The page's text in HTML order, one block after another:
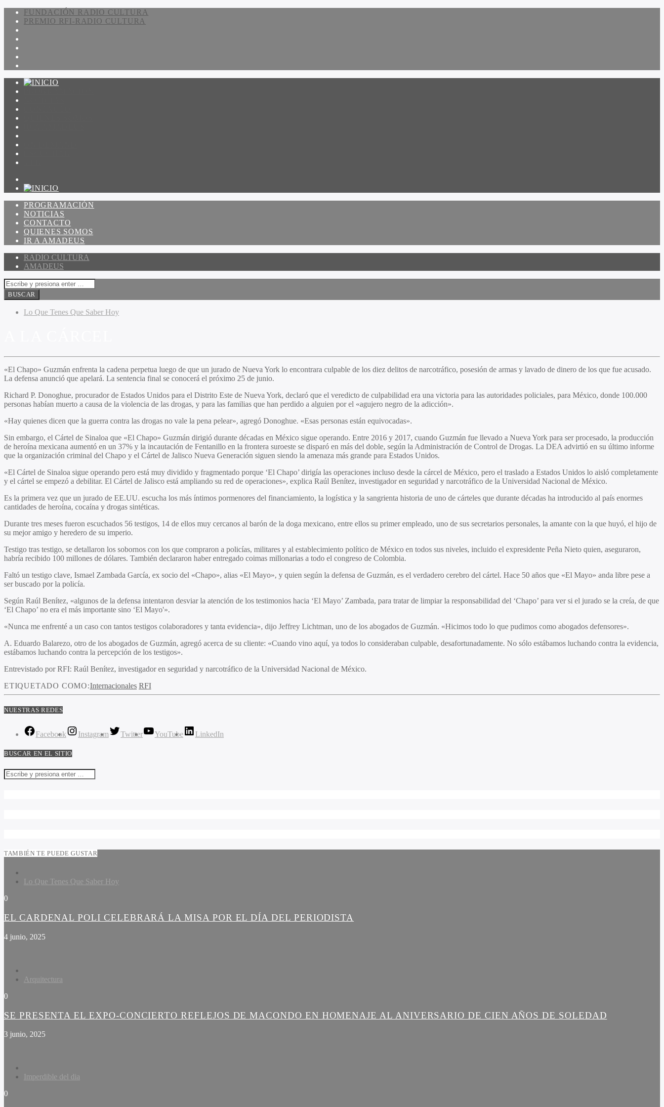
FUNDACIÓN RADIO CULTURA
PREMIO RFI-RADIO CULTURA
PROGRAMACIÓN
NOTICIAS
CONTACTO
QUIENES SOMOS
IR A AMADEUS
RADIO CULTURA
AMADEUS
Lo Que Tenes Que Saber Hoy
«El Chapo» Guzmán enfrenta la cadena perpetua luego de que un jurado de Nueva York lo encontrara culpable de los diez delitos de narcotráfico, posesión de armas y lavado de dinero de los que fue acusado.
La defensa anunció que apelará. La sentencia final se conocerá el próximo 25 de junio.
Richard P. Donoghue, procurador de Estados Unidos para el Distrito Este de Nueva York, declaró que el veredicto de culpabilidad era una victoria para las autoridades policiales, para México, donde 100.000
personas habían muerto a causa de la violencia de las drogas, y para las familias que han perdido a alguien por el «agujero negro de la adicción».
«Hay quienes dicen que la guerra contra las drogas no vale la pena pelear», agregó Donoghue. «Esas personas están equivocadas».
Sin embargo, el Cártel de Sinaloa que «El Chapo» Guzmán dirigió durante décadas en México sigue operando. Entre 2016 y 2017, cuando Guzmán fue llevado a Nueva York para ser procesado, la producción
de heroína mexicana aumentó en un 37% y la incautación de Fentanillo en la frontera suroeste se disparó en más del doble, según la Administración de Control de Drogas. La DEA advirtió en su último informe
que la organización criminal del Chapo y el Cártel de Jalisco Nueva Generación siguen siendo la amenaza más grande para Estados Unidos.
«El Cártel de Sinaloa sigue operando pero está muy dividido y fragmentado porque ‘El Chapo’ dirigía las operaciones incluso desde la cárcel de México, pero el traslado a Estados Unidos lo aisló completamente
y el cártel se empezó a debilitar. El Cártel de Jalisco está ampliando su red de operaciones», explica Raúl Benítez, investigador en seguridad y narcotráfico de la Universidad Nacional de México.
Es la primera vez que un jurado de EE.UU. escucha los más íntimos pormenores del financiamiento, la logística y la sangrienta historia de uno de cárteles que durante décadas ha introducido al país enormes
cantidades de heroína, cocaína y drogas sintéticas.
Durante tres meses fueron escuchados 56 testigos, 14 de ellos muy cercanos al barón de la doga mexicano, entre ellos su primer empleado, uno de sus secretarios personales, la amante con la que huyó, el hijo de
su mejor amigo y heredero de su imperio.
Testigo tras testigo, se detallaron los sobornos con los que compraron a policías, militares y al establecimiento político de México en todos sus niveles, incluido el expresidente Peña Nieto quien, aseguraron,
habría recibido 100 millones de dólares. También declararon haber entregado coimas millonarias a todo el congreso de Colombia.
Faltó un testigo clave, Ismael Zambada García, ex socio del «Chapo», alias «El Mayo», y quien según la defensa de Guzmán, es el verdadero cerebro del cártel. Hace 50 años que «El Mayo» anda libre pese a
ser buscado por la policía.
Según Raúl Benítez, «algunos de la defensa intentaron desviar la atención de los testimonios hacia ‘El Mayo’ Zambada, para tratar de limpiar la responsabilidad del ‘Chapo’ para ver si el jurado se la creía, de que
‘El Chapo’ no era el más importante sino ‘El Mayo'».
«Nunca me enfrenté a un caso con tantos testigos colaboradores y tanta evidencia», dijo Jeffrey Lichtman, uno de los abogados de Guzmán. «Hicimos todo lo que pudimos como abogados defensores».
A. Eduardo Balarezo, otro de los abogados de Guzmán, agregó acerca de su cliente: «Cuando vino aquí, ya todos lo consideraban culpable, desafortunadamente. No sólo estábamos luchando contra la evidencia,
estábamos luchando contra la percepción de los testigos».
Entrevistado por RFI: Raúl Benítez, investigador en seguridad y narcotráfico de la Universidad Nacional de México.
ETIQUETADO COMO:Internacionales RFI
NUESTRAS REDES
Facebook Instagram Twitter YouTube LinkedIn
BUSCAR EN EL SITIO
TAMBIÉN TE PUEDE GUSTAR
Lo Que Tenes Que Saber Hoy
0
EL CARDENAL POLI CELEBRARÁ LA MISA POR EL DÍA DEL PERIODISTA
4 junio, 2025
Arquitectura
0
SE PRESENTA EL EXPO-CONCIERTO REFLEJOS DE MACONDO EN HOMENAJE AL ANIVERSARIO DE CIEN AÑOS DE SOLEDAD
3 junio, 2025
Imperdible del dia
0